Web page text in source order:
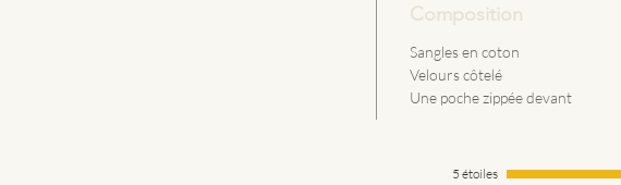
Composition
Sangles en coton
Velours côtelé
Une poche zippée devant
5 étoiles